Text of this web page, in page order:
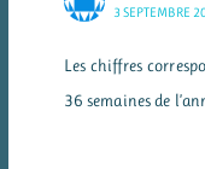
3 SEPTEMBRE
Les chiffres
36 semaines de